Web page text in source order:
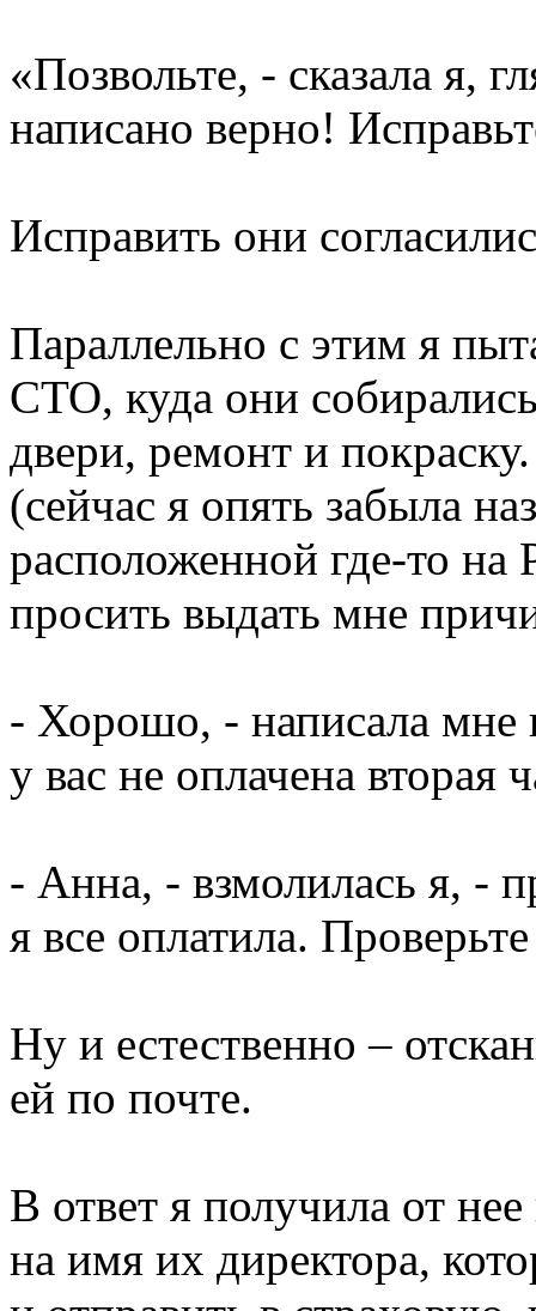
«Позвольте, - сказала я,
написано верно!
Исправить они
Параллельно с этим я
СТО, куда они
двери, ремонт и
(сейчас я опять забыла
расположенной где-то
просить выдать мне
- Хорошо, - написала
у вас не оплачена вторая
- Анна, - взмолилась я, -
я все оплатила.
Ну и естественно –
ей по почте.
В ответ я получила от
на имя их директора,